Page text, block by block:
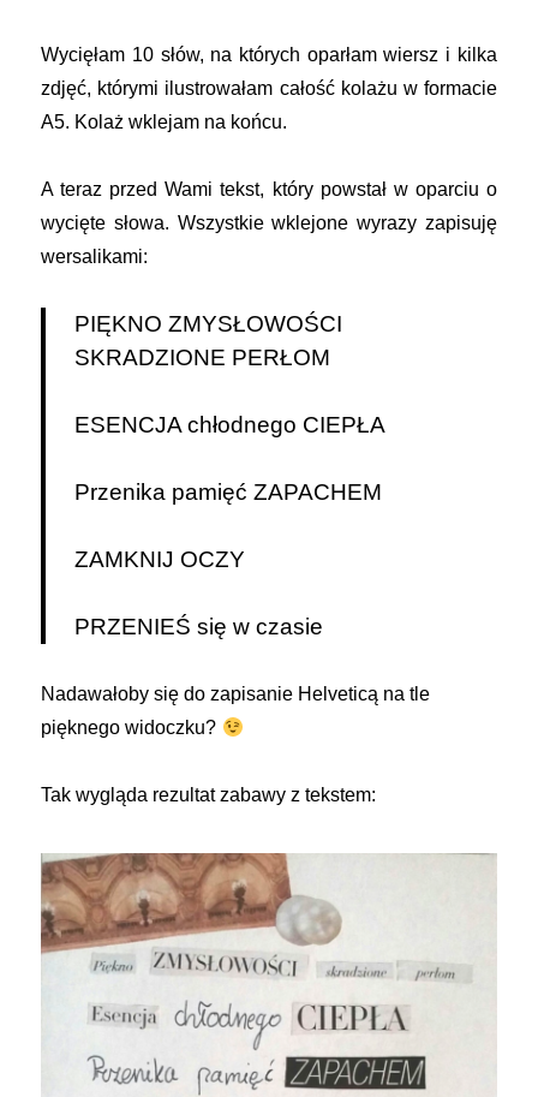
Wycięłam 10 słów, na których oparłam wiersz i kilka
zdjęć, którymi ilustrowałam całość kolażu w formacie
A5. Kolaż wklejam na końcu.
A teraz przed Wami tekst, który powstał w oparciu o
wycięte słowa. Wszystkie wklejone wyrazy zapisuję
wersalikami:
PIĘKNO ZMYSŁOWOŚCI
SKRADZIONE PERŁOM
ESENCJA chłodnego CIEPŁA
Przenika pamięć ZAPACHEM
ZAMKNIJ OCZY
PRZENIEŚ się w czasie
Nadawałoby się do zapisanie Helveticą na tle
pięknego widoczku?
Tak wygląda rezultat zabawy z tekstem: